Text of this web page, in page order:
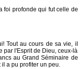
foi profonde qui fut celle de
Tout au cours de sa vie, il
par l'Esprit de Dieu, ceux-là
au Grand Séminaire de
a pu profiter un peu.